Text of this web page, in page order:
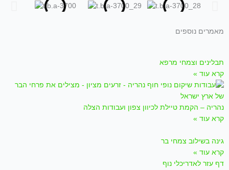
מאמרים נוספים
תבלינים וצמחי מרפא
קרא עוד »
נהריה – הקמת טיילת לכיוון צפון ועבודות הצלה
קרא עוד »
גינה בשילוב צמחי בר
קרא עוד »
דף עזר לאדריכלי נוף